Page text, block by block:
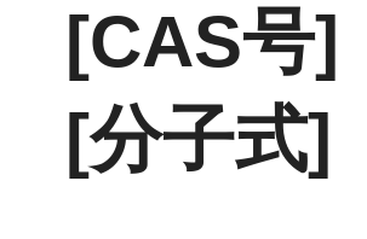
[CAS号]
[分子式]